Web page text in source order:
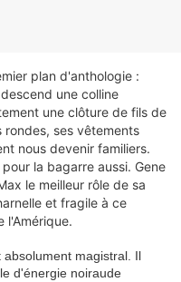
plan d'anthologie :
une colline
une clôture de fils de
ses vêtements
nous devenir familiers.
la bagarre aussi. Gene
le meilleur rôle de sa
et fragile à ce
l'Amérique.
absolument magistral. Il
d'énergie noiraude